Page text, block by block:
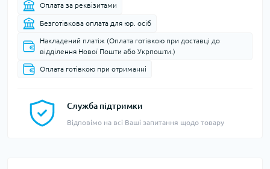
Оплата за реквізитами
Безготівкова оплата для юр. осіб
Накладений платіж (Оплата готівкою при доставці до
відділення Нової Пошти або Укрпошти.)
Оплата готівкою при отриманні
Служба підтримки
Відповімо на всі Ваші запитання щодо товару